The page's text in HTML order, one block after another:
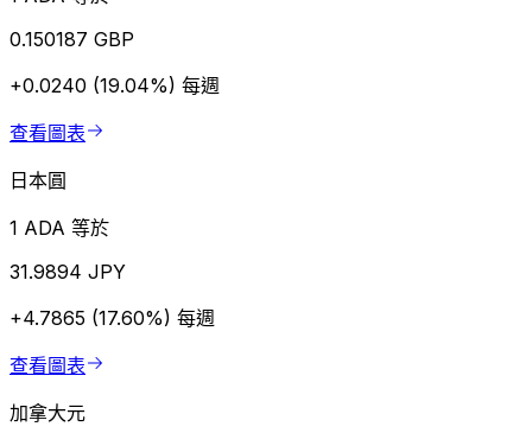
0.150187 GBP
+0.0240 (19.04%) 每週
查看圖表
日本圓
1 ADA 等於
31.9894 JPY
+4.7865 (17.60%) 每週
查看圖表
加拿大元